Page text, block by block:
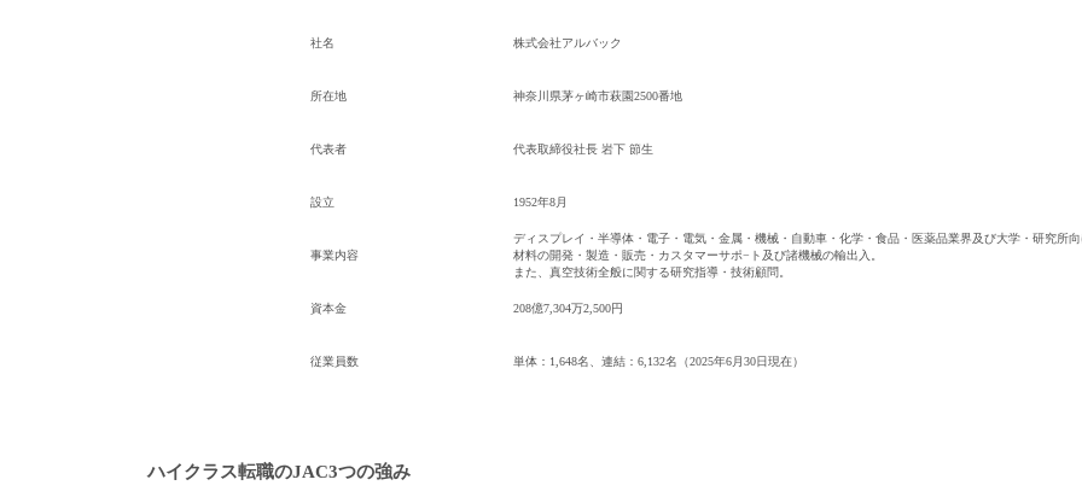
求人検索・転職事例
消費財（食品・アパレル・トイレタリー） マ
社名 株式会社アルバック
所在地 神奈川県茅ヶ崎市萩園2500番地
代表者 代表取締役社長 岩下 節生
設立 1952年8月
事業内容
ディスプレイ・半導体・電子・電気・金属・機械・自動車・化学・食品・医薬品業界及び大学・研究所
材料の開発・製造・販売・カスタマーサポ−ト及び諸機械の輸出入。
また、真空技術全般に関する研究指導・技術顧問。
資本金 208億7,304万2,500円
従業員数 単体：1,648名、連結：6,132名（2025年6月30日現在）
ハイクラス転職のJAC3つの強み
メール認証は当社サービスを利用される方が登録されたメールアドレスがご本人のもので受信可
す。 これは主に、なりすまし等のセキュリティリスク低減や、サポートにおけるお客様のスムー